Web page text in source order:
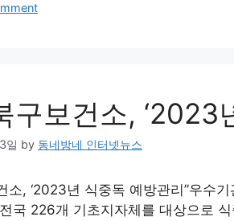
구보건소, ‘2023
일 by 동네방네 인터넷뉴스
소, ‘2023년 식중독 예방관리”우
국 226개 기초지자체를 대상으로